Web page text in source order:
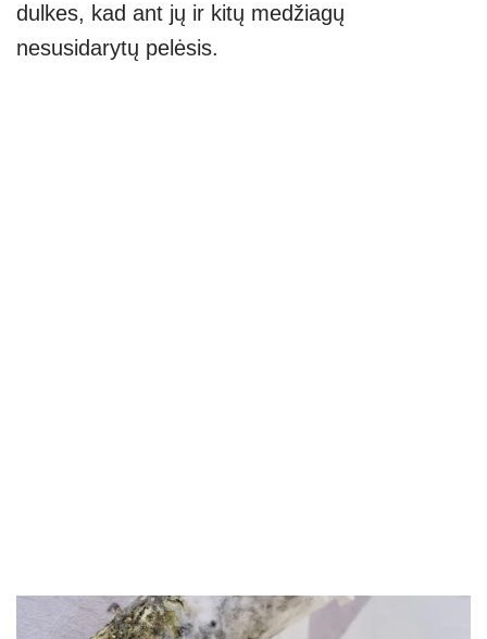
dulkes, kad ant jų ir kitų medžiagų
nesusidarytų pelėsis.